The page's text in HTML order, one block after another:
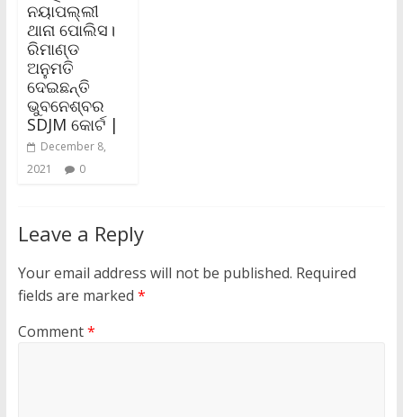
ନୟାପଲ୍ଲୀ
ଥାନା ପୋଲିସ।
ରିମାଣ୍ଡ
ଅନୁମତି
ଦେଇଛନ୍ତି
ଭୁବନେଶ୍ବର
SDJM କୋର୍ଟ |
December 8,
2021
0
Leave a Reply
Your email address will not be published. Required
fields are marked *
Comment*